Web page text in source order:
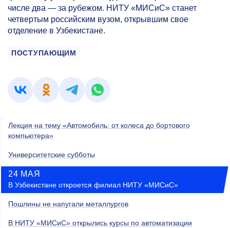
числе два — за рубежом. НИТУ «МИСиС» станет
четвертым российским вузом, открывшим свое
отделение в Узбекистане.
ПОСТУПАЮЩИМ
Лекция на тему «Автомобиль: от колеса до бортового
компьютера»
Университетские субботы
24 МАЯ
В Узбекистане откроется филиал НИТУ «МИСиС»
Пошлины не напугали металлургов
В НИТУ «МИСиС» открылись курсы по автоматизации